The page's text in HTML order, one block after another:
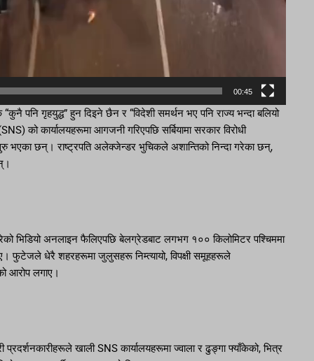
00:45
पनि गृहयुद्ध” हुन दिइने छैन र “विदेशी समर्थन भए पनि राज्य भन्दा बलियो
को कार्यालयहरूमा आगजनी गरिएपछि सर्बियामा सरकार विरोधी
भएका छन्। राष्ट्रपति अलेक्जेन्डर भुचिकले अशान्तिको निन्दा गरेका छन्,
भिडियो अनलाइन फैलिएपछि बेलग्रेडबाट लगभग १०० किलोमिटर पश्चिममा
फुटेजले धेरै शहरहरूमा जुलुसहरू निम्त्यायो, विपक्षी समूहहरूले
आरोप लगाए।
प्रदर्शनकारीहरूले खाली SNS कार्यालयहरूमा ज्वाला र ढुङ्गा फ्याँकेको, भित्र